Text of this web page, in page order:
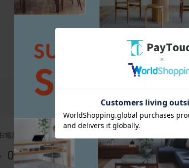
スマートフォン
電話でのお問い合わせ
03-6222-0763